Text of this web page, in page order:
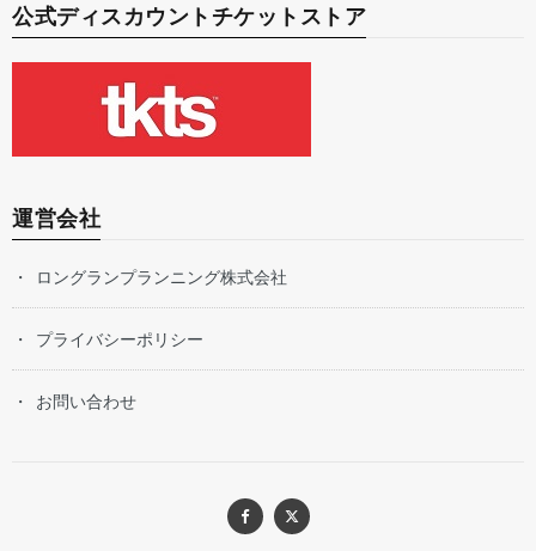
公式ディスカウントチケットストア
運営会社
ロングランプランニング株式会社
プライバシーポリシー
お問い合わせ